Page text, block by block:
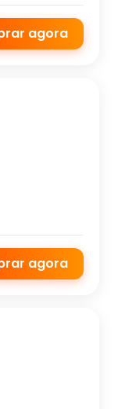
agora
agora